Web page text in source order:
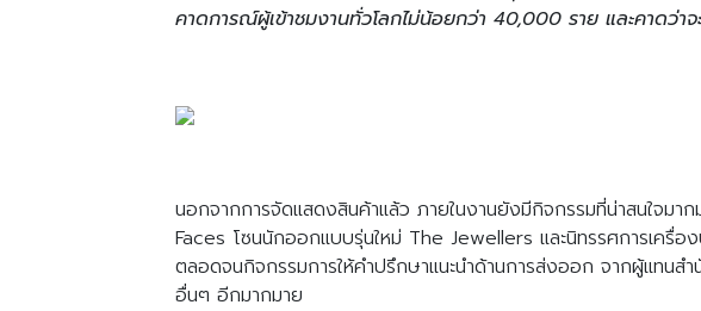
คาดการณ์ผู้เข้าชมงานทั่วโลกไม่น้อยกว่า 40,000 ราย และคาดว่า
นอกจากการจัดแสดงสินค้าแล้ว ภายในงานยังมีกิจกรรมที่น่าสนใจม
Faces โซนนักออกแบบรุ่นใหม่ The Jewellers และนิทรรศการเครื่อ
ตลอดจนกิจกรรมการให้คำปรึกษาแนะนำด้านการส่งออก จากผู้แทนสำ
อื่นๆ อีกมากมาย